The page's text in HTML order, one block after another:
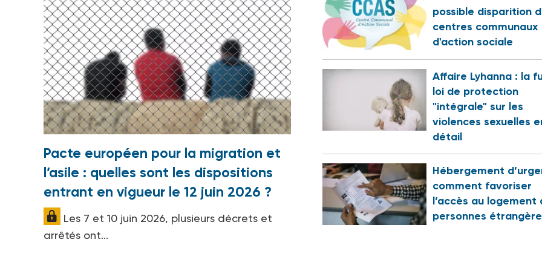
Pacte européen pour la migration et
l’asile : quelles sont les dispositions
entrant en vigueur le 12 juin 2026 ?
Les 7 et 10 juin 2026, plusieurs décrets et
arrêtés ont...
possible disparition
centres communaux
d'action sociale
Affaire Lyhanna : la
loi de protection
"intégrale" sur les
violences sexuelles
détail
Hébergement
comment favoriser
l’accès au logement
personnes